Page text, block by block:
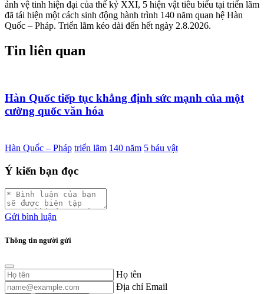
ảnh vệ tinh hiện đại của thế kỷ XXI, 5 hiện vật tiêu biểu tại triển lãm
đã tái hiện một cách sinh động hành trình 140 năm quan hệ Hàn
Quốc – Pháp. Triển lãm kéo dài đến hết ngày 2.8.2026.
Tin liên quan
Hàn Quốc tiếp tục khẳng định sức mạnh của một
cường quốc văn hóa
Hàn Quốc – Pháp triển lãm 140 năm 5 báu vật
Ý kiến bạn đọc
Gửi bình luận
Thông tin người gửi
Họ tên
Địa chỉ Email